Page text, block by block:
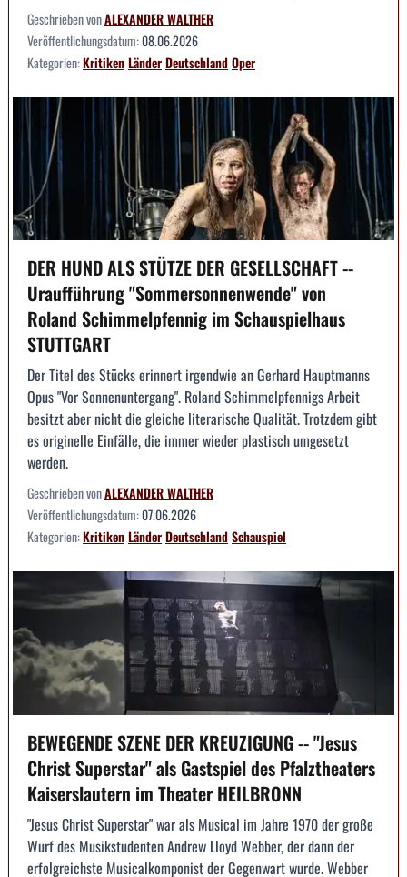
Geschrieben vonALEXANDER WALTHER
Veröffentlichungsdatum:08.06.2026
Kategorien:KritikenLänderDeutschlandOper
DER HUND ALS STÜTZE DER GESELLSCHAFT --
Uraufführung "Sommersonnenwende" von
Roland Schimmelpfennig im Schauspielhaus
STUTTGART
Der Titel des Stücks erinnert irgendwie an Gerhard Hauptmanns
Opus "Vor Sonnenuntergang". Roland Schimmelpfennigs Arbeit
besitzt aber nicht die gleiche literarische Qualität. Trotzdem gibt
es originelle Einfälle, die immer wieder plastisch umgesetzt
werden.
Geschrieben vonALEXANDER WALTHER
Veröffentlichungsdatum:07.06.2026
Kategorien:KritikenLänderDeutschlandSchauspiel
BEWEGENDE SZENE DER KREUZIGUNG -- "Jesus
Christ Superstar" als Gastspiel des Pfalztheaters
Kaiserslautern im Theater HEILBRONN
"Jesus Christ Superstar" war als Musical im Jahre 1970 der große
Wurf des Musikstudenten Andrew Lloyd Webber, der dann der
erfolgreichste Musicalkomponist der Gegenwart wurde. Webber